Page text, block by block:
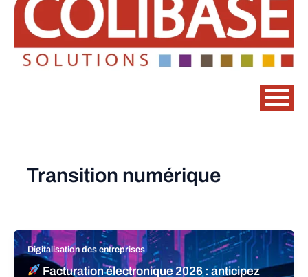
Transition numérique
Digitalisation des entreprises
Facturation électronique 2026 : anticipez